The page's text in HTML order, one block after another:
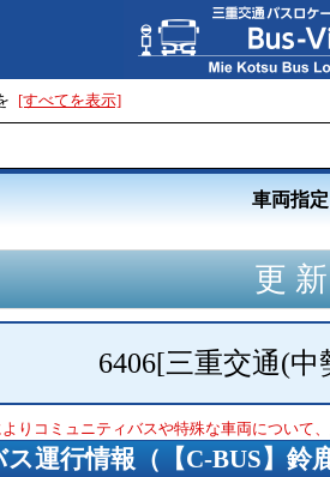
[すべてを表示]
車両指定
6406[三重交通(中
りコミュニティバスや特殊な車両について
ス運行情報（ 【C-BUS】